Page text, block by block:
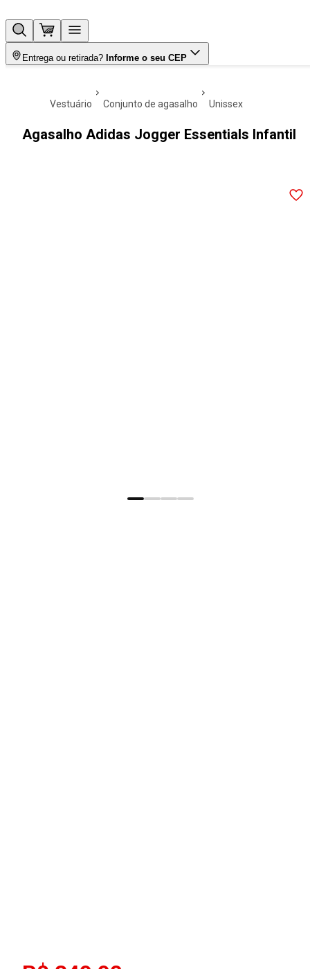
Entrega ou retirada? Informe o seu CEP
vestuário conjunto de agasalho unissex
Agasalho Adidas Jogger Essentials Infantil